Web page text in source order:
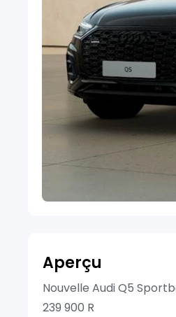
Aperçu
Nouvelle Audi Q5
239 900 R